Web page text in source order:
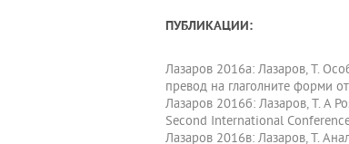
ПУБЛИКАЦИИ:
Лазаров 2016а: Лазаров, Т.
превод на глаголните форми
Лазаров 2016б: Лазаров, Т. А
Second International
Лазаров 2016в: Лазаров, Т.